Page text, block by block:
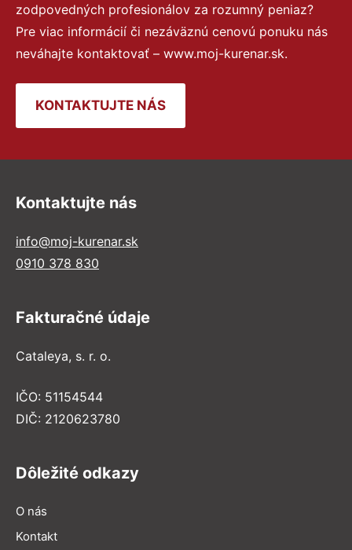
zodpovedných profesionálov za rozumný peniaz?
Pre viac informácií či nezáväznú cenovú ponuku nás
neváhajte kontaktovať – www.moj-kurenar.sk.
KONTAKTUJTE NÁS
Kontaktujte nás
info@moj-kurenar.sk
0910 378 830
Fakturačné údaje
Cataleya, s. r. o.
IČO: 51154544
DIČ: 2120623780
Dôležité odkazy
O nás
Kontakt